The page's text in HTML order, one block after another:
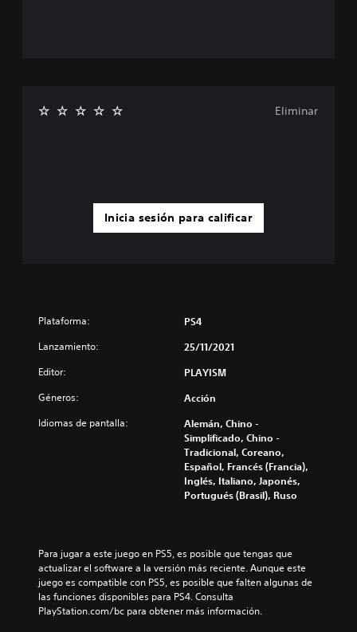
Inicia sesión para calificar
Eliminar
Plataforma: PS4
Lanzamiento: 25/11/2021
Editor: PLAYISM
Géneros: Acción
Idiomas de pantalla:
Alemán, Chino -
Simplificado, Chino -
Tradicional, Coreano,
Español, Francés (Francia),
Inglés, Italiano, Japonés,
Portugués (Brasil), Ruso
Para jugar a este juego en PS5, es posible que tengas que
actualizar el software a la versión más reciente. Aunque este
juego es compatible con PS5, es posible que falten algunas de
las funciones disponibles para PS4. Consulta
PlayStation.com/bc para obtener más información.